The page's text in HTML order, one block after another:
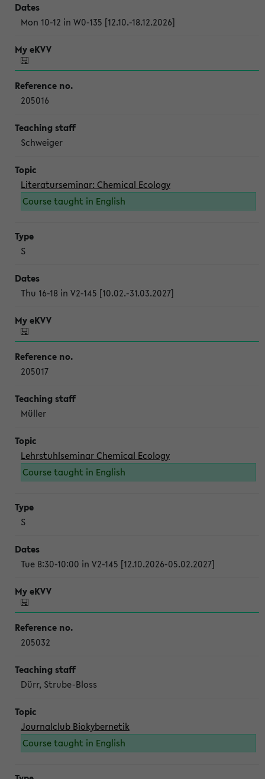
Mon 10-12 in W0-135 [12.10.-18.12.2026]
205016
Schweiger
Literaturseminar: Chemical Ecology
Course taught in English
S
Thu 16-18 in V2-145 [10.02.-31.03.2027]
205017
Müller
Lehrstuhlseminar Chemical Ecology
Course taught in English
S
Tue 8:30-10:00 in V2-145 [12.10.2026-05.02.2027]
205032
Dürr, Strube-Bloss
Journalclub Biokybernetik
Course taught in English